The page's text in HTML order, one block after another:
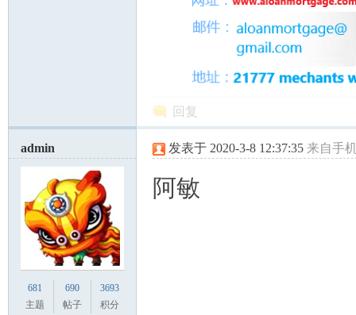
回复
admin
681
主题
690
帖子
3693
积分
发表于 2020-3-8 12:37:35 来自手
阿敏